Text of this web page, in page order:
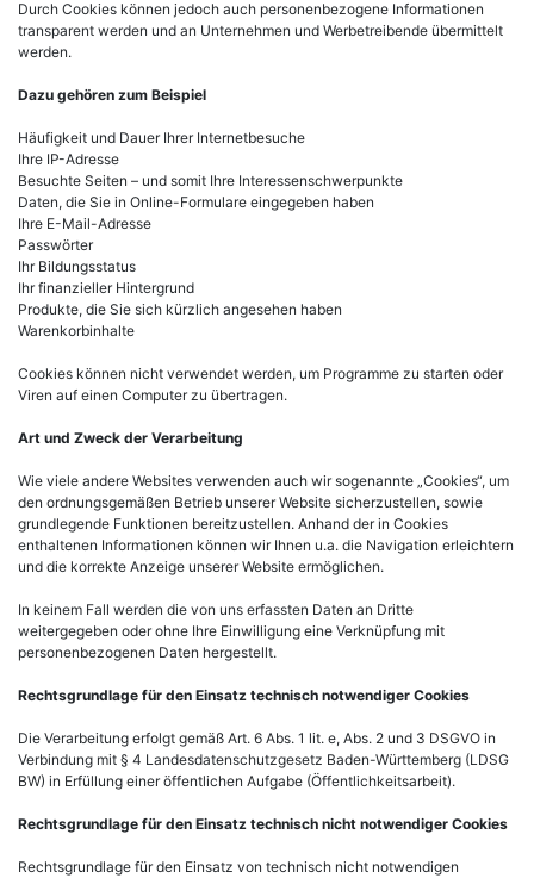
Durch Cookies können jedoch auch personenbezogene Informationen
transparent werden und an Unternehmen und Werbetreibende übermittelt
werden.
Dazu gehören zum Beispiel
Häufigkeit und Dauer Ihrer Internetbesuche
Ihre IP-Adresse
Besuchte Seiten – und somit Ihre Interessenschwerpunkte
Daten, die Sie in Online-Formulare eingegeben haben
Ihre E-Mail-Adresse
Passwörter
Ihr Bildungsstatus
Ihr finanzieller Hintergrund
Produkte, die Sie sich kürzlich angesehen haben
Warenkorbinhalte
Cookies können nicht verwendet werden, um Programme zu starten oder
Viren auf einen Computer zu übertragen.
Art und Zweck der Verarbeitung
Wie viele andere Websites verwenden auch wir sogenannte „Cookies“, um
den ordnungsgemäßen Betrieb unserer Website sicherzustellen, sowie
grundlegende Funktionen bereitzustellen. Anhand der in Cookies
enthaltenen Informationen können wir Ihnen u.a. die Navigation erleichtern
und die korrekte Anzeige unserer Website ermöglichen.
In keinem Fall werden die von uns erfassten Daten an Dritte
weitergegeben oder ohne Ihre Einwilligung eine Verknüpfung mit
personenbezogenen Daten hergestellt.
Rechtsgrundlage für den Einsatz technisch notwendiger Cookies
Die Verarbeitung erfolgt gemäß Art. 6 Abs. 1 lit. e, Abs. 2 und 3 DSGVO in
Verbindung mit § 4 Landesdatenschutzgesetz Baden-Württemberg (LDSG
BW) in Erfüllung einer öffentlichen Aufgabe (Öffentlichkeitsarbeit).
Rechtsgrundlage für den Einsatz technisch nicht notwendiger Cookies
Rechtsgrundlage für den Einsatz von technisch nicht notwendigen